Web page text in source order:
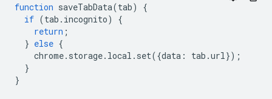
function saveTabData(tab)
{
if (tab . incognito)
{
return ;
} else {
chrome. storage. local . set({data : tab .url});
}
}